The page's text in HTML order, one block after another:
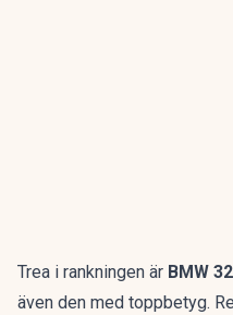
Trea i rankningen är BMW
även den med toppbetyg.